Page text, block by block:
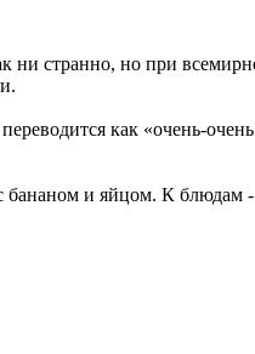
ни странно, но при
как «очень-
и яйцом. К блюдам